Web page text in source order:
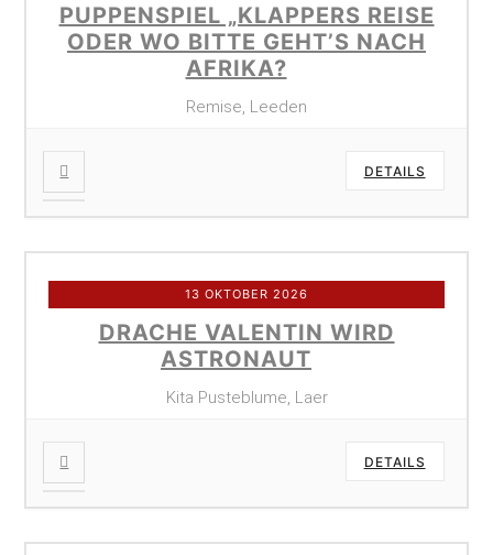
PUPPENSPIEL „KLAPPERS REISE
ODER WO BITTE GEHT’S NACH
AFRIKA?
Remise, Leeden
DETAILS
13 OKTOBER 2026
DRACHE VALENTIN WIRD
ASTRONAUT
Kita Pusteblume, Laer
DETAILS